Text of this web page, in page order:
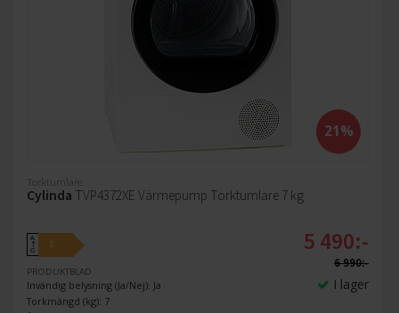
21%
Torktumlare
Cylinda TVP4372XE Värmepump Torktumlare 7 kg
A
↑
G
E
PRODUKTBLAD
Invändig belysning (Ja/Nej): Ja
Torkmängd (kg): 7
5 490:-
6 990:-
I lager